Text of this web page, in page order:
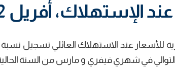
الإستھلاك، أفريل 2012